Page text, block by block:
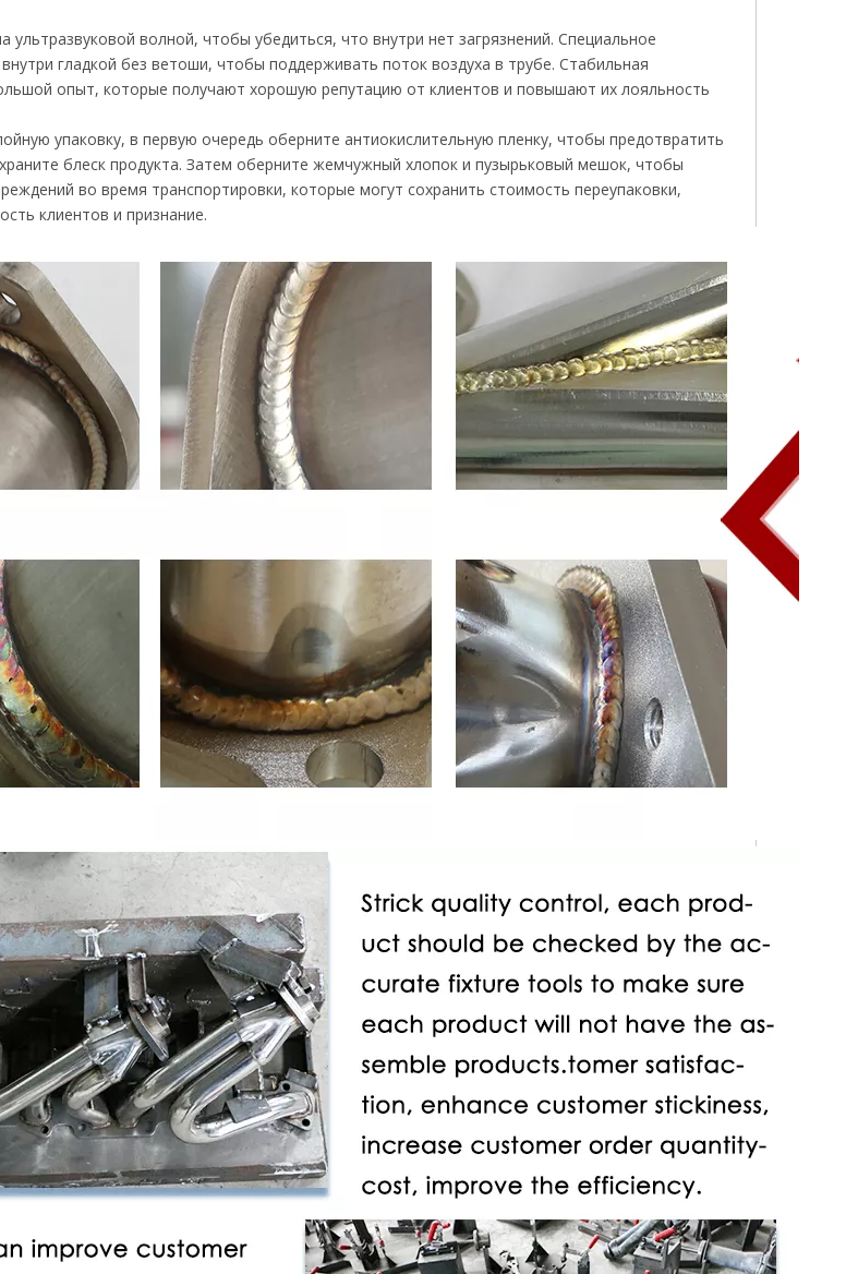
ультразвуковой волной, чтобы убедиться, что внутри нет загрязнений. Специальное
гладкой без ветоши, чтобы поддерживать поток воздуха в трубе. Стабильная
опыт, которые получают хорошую репутацию от клиентов и повышают их лояльность
упаковку, в первую очередь оберните антиокислительную пленку, чтобы предотвратить
блеск продукта. Затем оберните жемчужный хлопок и пузырьковый мешок, чтобы
во время транспортировки, которые могут сохранить стоимость переупаковки,
клиентов и признание.